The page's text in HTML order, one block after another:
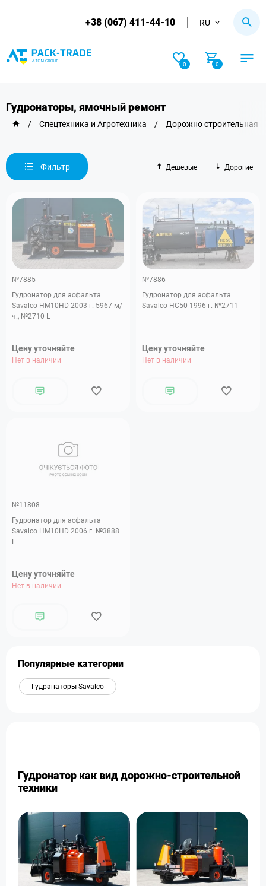
+38 (067) 411-44-10 RU
0 0
Гудронаторы, ямочный ремонт
/ Спецтехника и Агротехника / Дорожно строительная
Фильтр Дешевые Дорогие
№7885
Гудронатор для асфальта
Savalco HM10HD 2003 г. 5967 м/
ч., №2710 L
Цену уточняйте
Нет в наличии
№7886
Гудронатор для асфальта
Savalco HC50 1996 г. №2711
Цену уточняйте
Нет в наличии
№11808
Гудронатор для асфальта
Savalco HM10HD 2006 г. №3888
L
Цену уточняйте
Нет в наличии
Популярные категории
Гудранаторы Savalco
Гудронатор как вид дорожно-строительной
техники